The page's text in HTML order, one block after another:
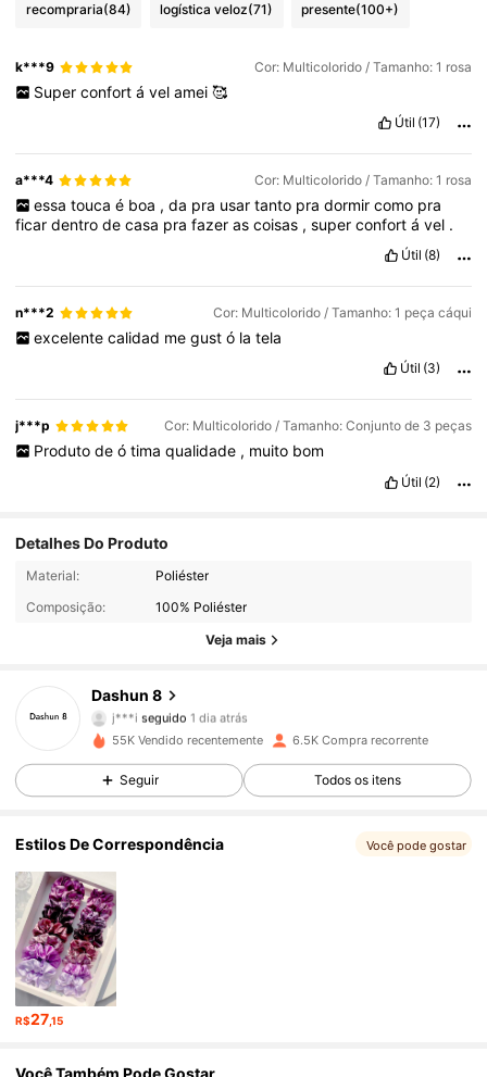
recompraria(84) logística veloz(71) presente(100+)
k***9 Cor: Multicolorido / Tamanho: 1 rosa
Super confort á vel amei 🥰
Útil (17)
a***4 Cor: Multicolorido / Tamanho: 1 rosa
essa touca é boa , da pra usar tanto pra dormir como pra
ficardentrodecasa prafazerascoisas ,superconfortável .
Útil (8)
n***2 Cor: Multicolorido / Tamanho: 1 peça cáqui
excelente calidad me gust ó la tela
Útil (3)
j***p Cor: Multicolorido / Tamanho: Conjunto de 3 peças
Produto de ó tima qualidade , muito bom
Útil (2)
Detalhes Do Produto
Material:
Poliéster
Composição:
100% Poliéster
Veja mais
Dashun 8
515 Seguidores
j***i seguido 1 dia atrás
4,87
515 Seguidores
4,87 515 Seguidores
4,87 515 Seguidores
4,87
4,87
4,87
55K Vendido recentemente 6.5K Compra recorrente
Seguir Todos os itens
Estilos De Correspondência Você pode gostar
R$27,15